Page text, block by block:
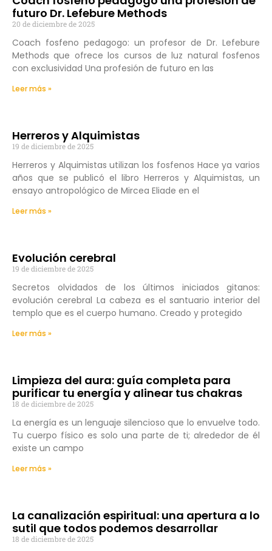
futuro Dr. Lefebure Methods
20 de diciembre de 2025
Coach fosfeno pedagogo: un profesor de Dr. Lefebure
Methods que ofrece los cursos de luz natural fosfenos
con exclusividad Una profesión de futuro en las
Leer más »
Herreros y Alquimistas
19 de diciembre de 2025
Herreros y Alquimistas utilizan los fosfenos Hace ya varios
años que se publicó el libro Herreros y Alquimistas, un
ensayo antropológico de Mircea Eliade en el
Leer más »
Evolución cerebral
19 de diciembre de 2025
Secretos olvidados de los últimos iniciados gitanos:
evolución cerebral La cabeza es el santuario interior del
templo que es el cuerpo humano. Creado y protegido
Leer más »
Limpieza del aura: guía completa para
purificar tu energía y alinear tus chakras
18 de diciembre de 2025
La energía es un lenguaje silencioso que lo envuelve todo.
Tu cuerpo físico es solo una parte de ti; alrededor de él
existe un campo
Leer más »
La canalización espiritual: una apertura a lo
sutil que todos podemos desarrollar
18 de diciembre de 2025